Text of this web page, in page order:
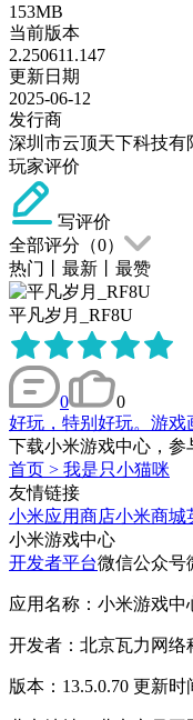
153MB
当前版本
2.250611.147
更新日期
2025-06-12
发行商
深圳市云顶天下科技有
玩家评价
写评价
全部评分（0）
热门
最新 最赞
平凡岁月_RF8U
0
0
好玩，特别好玩。游戏
下载小米游戏中心，参
首页 > 我是只小猫咪
友情链接
小米应用商店小米商城
小米游戏中心
开发者平台微信公众号
应用名称：小米游戏中
开发者：北京瓦力网络
版本：13.5.0.70 更新时